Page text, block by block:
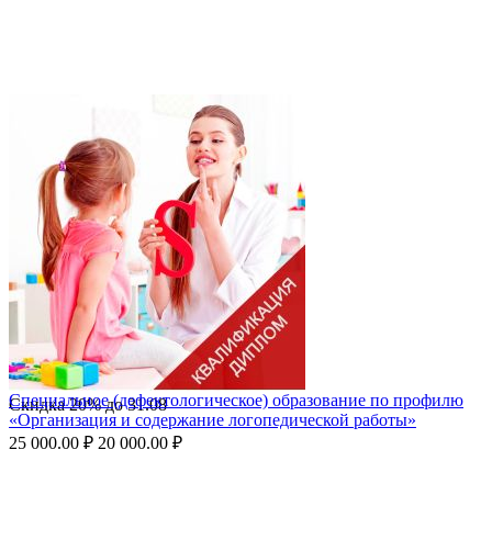
Скидка20%до31.08
Специальное (дефектологическое) образование по профилю
«Организация и содержание логопедической работы»
25 000.00 ₽ 20 000.00 ₽